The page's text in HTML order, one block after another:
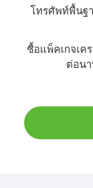
โทรศัพท์พื้นฐ
ซื้อแพ็คเกจเค
ต่อน